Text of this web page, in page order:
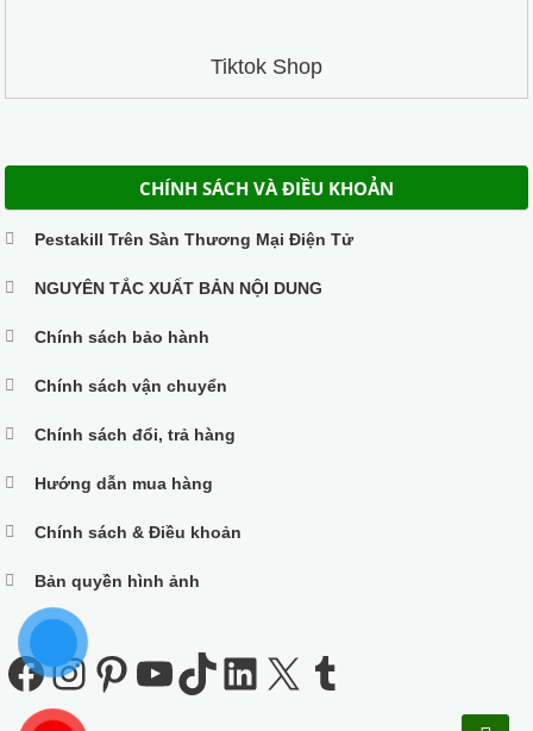
Tiktok Shop
CHÍNH SÁCH VÀ ĐIỀU KHOẢN
Pestakill Trên Sàn Thương Mại Điện Tử
NGUYÊN TẮC XUẤT BẢN NỘI DUNG
Chính sách bảo hành
Chính sách vận chuyển
Chính sách đổi, trả hàng
Hướng dẫn mua hàng
Chính sách & Điều khoản
Bản quyền hình ảnh
Facebook
Instagram
Pinterest
Youtube
TikTok
LinkedIn
X Tumblr